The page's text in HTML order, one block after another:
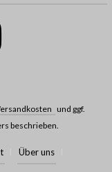
und ggf.
beschrieben.
Über uns